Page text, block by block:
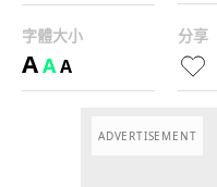
字體大小
AAA
分享
ADVERTISEMENT